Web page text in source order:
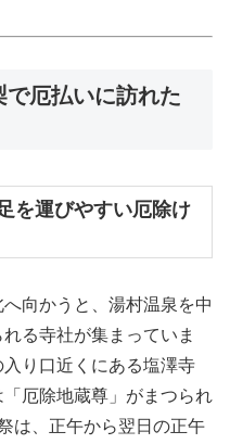
厄払いに訪れた
を運びやすい厄除け
向かうと、湯村温泉を中
る寺社が集まっていま
り口近くにある塩澤寺
「厄除地蔵尊」がまつられ
は、正午から翌日の正午